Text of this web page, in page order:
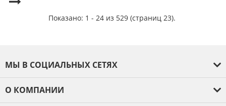
Показано: 1 - 24 из 529 (страниц 23).
МЫ В СОЦИАЛЬНЫХ СЕТЯХ
О КОМПАНИИ